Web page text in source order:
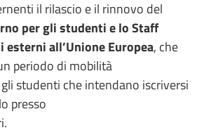
il rilascio e il rinnovo del
per gli studenti e lo Staff
esterni all’Unione Europea, che
periodo di mobilità
studenti che intendano iscriversi
presso